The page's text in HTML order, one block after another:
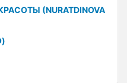
(NURATDINOVA